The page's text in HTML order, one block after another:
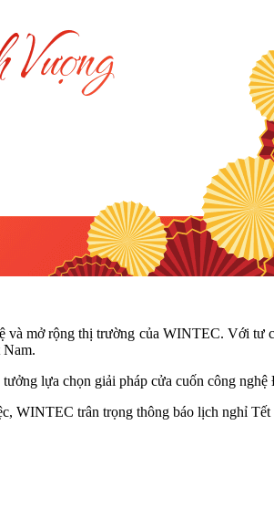
và mở rộng thị trường của WINTEC. Với
Nam.
lựa chọn giải pháp cửa cuốn công
WINTEC trân trọng thông báo lịch nghỉ